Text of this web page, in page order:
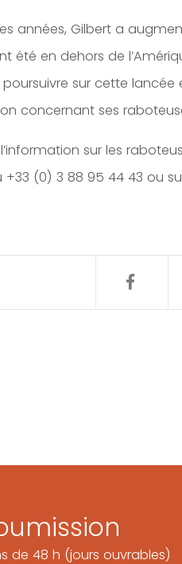
années, Gilbert a
été en dehors de
sur cette
concernant ses
sur les
+33 (0) 3 88 95 44 43 ou
de 48 h (jours ouvrables)